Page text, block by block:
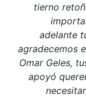
tierno
adelante
agradecemos
Omar Geles,
apoyó